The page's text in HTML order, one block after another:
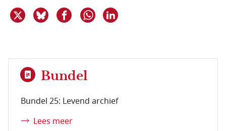
Deel dit item op X
Deel dit item op Bluesky
Deel dit item op Facebook
Delen via WhatsApp
Bundel
Bundel 25: Levend archief
Lees meer